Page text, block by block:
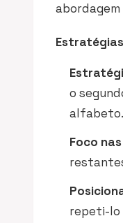
o
alfabeto.
Foco
restantes
repeti-lo